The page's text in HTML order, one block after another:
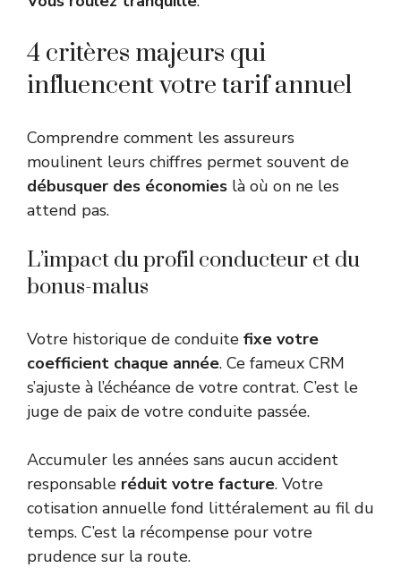
4 critères majeurs qui
influencent votre tarif annuel
Comprendre comment les assureurs
moulinent leurs chiffres permet souvent de
débusquer des économies là où on ne les
attend pas.
L’impact du profil conducteur et du
bonus-malus
Votre historique de conduite fixe votre
coefficient chaque année. Ce fameux CRM
s’ajuste à l’échéance de votre contrat. C’est le
juge de paix de votre conduite passée.
Accumuler les années sans aucun accident
responsable réduit votre facture. Votre
cotisation annuelle fond littéralement au fil du
temps. C’est la récompense pour votre
prudence sur la route.